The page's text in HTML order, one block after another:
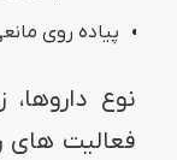
پیاده روی
نوع
فعالیت های